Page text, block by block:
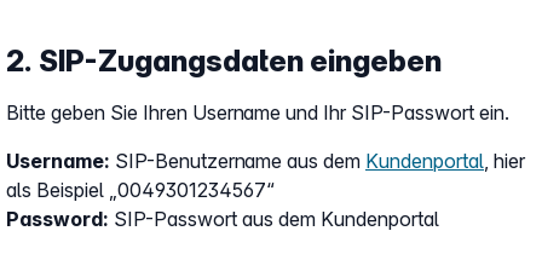
2. SIP-Zugangsdaten eingeben
Bitte geben Sie Ihren Username und Ihr SIP-Passwort ein.
Username: SIP-Benutzername aus dem Kundenportal, hier
als Beispiel „0049301234567“
Password: SIP-Passwort aus dem Kundenportal